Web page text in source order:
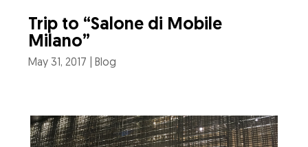
Trip to “Salone di Mobile
Milano”
May 31, 2017 Blog